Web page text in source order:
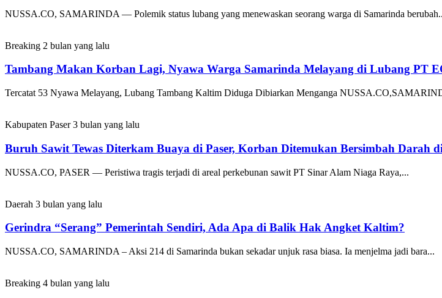
NUSSA.CO, SAMARINDA — Polemik status lubang yang menewaskan seorang warga di Samarinda
Breaking 2 bulan yang lalu
Tambang Makan Korban Lagi, Nyawa Warga Samarinda Melayang di Lubang PT
Tercatat 53 Nyawa Melayang, Lubang Tambang Kaltim Diduga Dibiarkan Menganga
Kabupaten Paser 3 bulan yang lalu
Buruh Sawit Tewas Diterkam Buaya di Paser, Korban Ditemukan Bersimbah Darah
NUSSA.CO, PASER — Peristiwa tragis terjadi di areal perkebunan sawit PT Sinar Alam Niaga Raya,...
Daerah 3 bulan yang lalu
Gerindra “Serang” Pemerintah Sendiri, Ada Apa di Balik Hak Angket Kaltim?
NUSSA.CO, SAMARINDA – Aksi 214 di Samarinda bukan sekadar unjuk rasa biasa. Ia menjelma jadi bara...
Breaking 4 bulan yang lalu